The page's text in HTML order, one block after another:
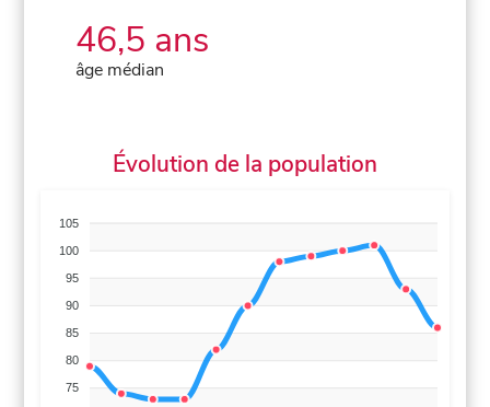
46,5 ans
âge médian
Évolution de la population
105
100
95
90
85
80
75